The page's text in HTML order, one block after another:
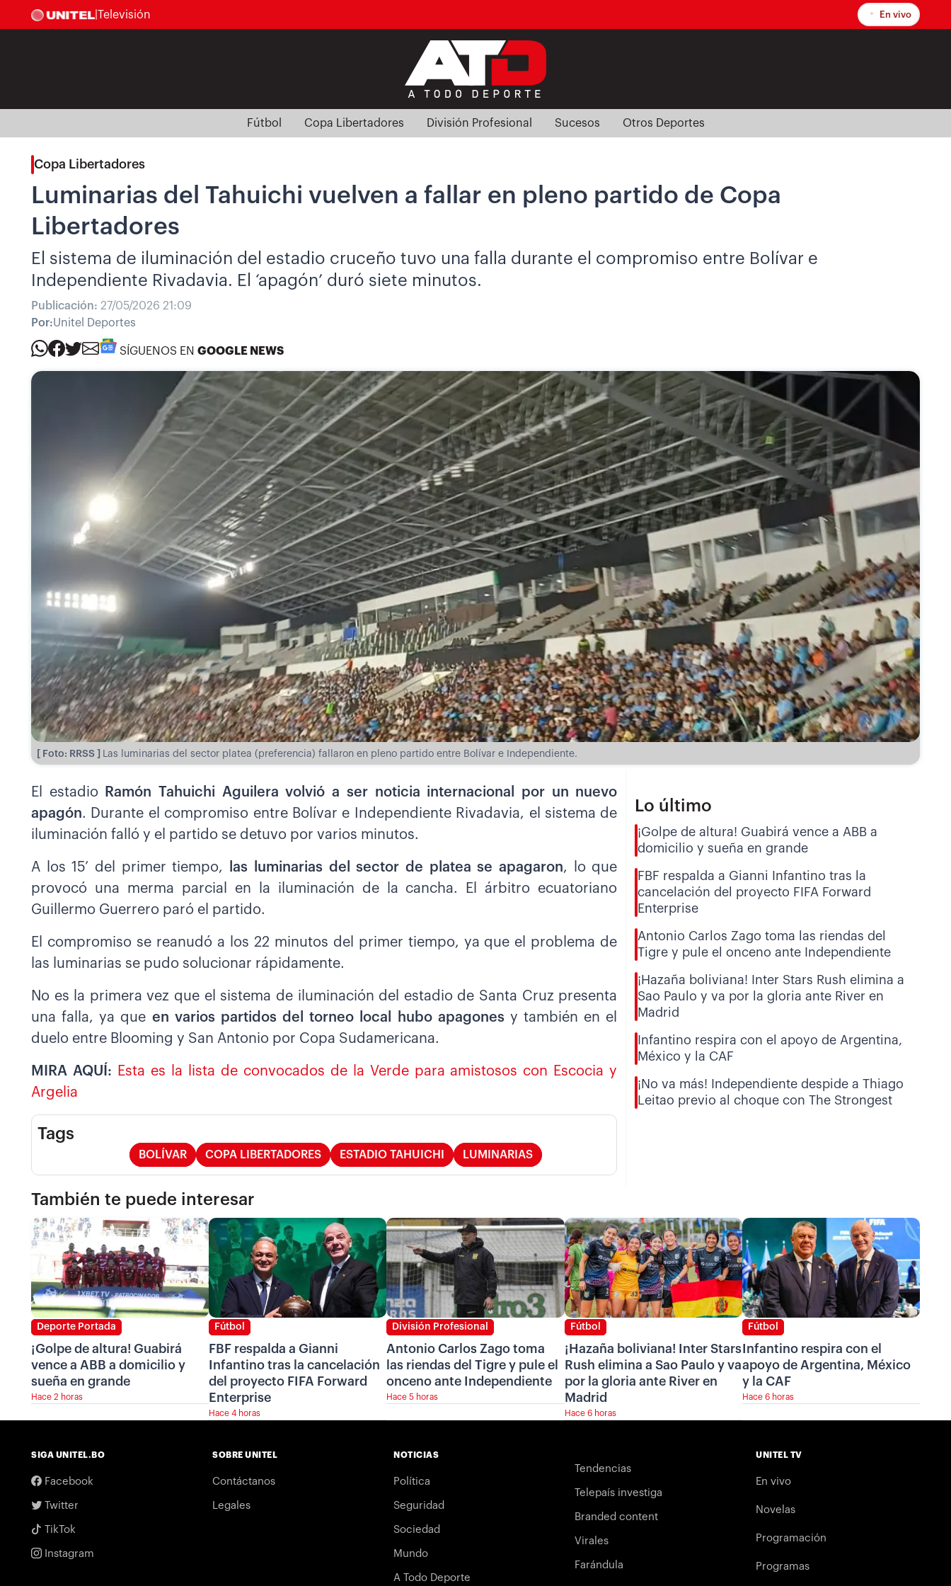
Televisión En vivo
Fútbol Copa Libertadores División Profesional Sucesos Otros Deportes
Copa Libertadores
Luminarias del Tahuichi vuelven a fallar en pleno partido de Copa
Libertadores
El sistema de iluminación del estadio cruceño tuvo una falla durante el compromiso entre Bolívar e
Independiente Rivadavia. El ‘apagón’ duró siete minutos.
Publicación: 27/05/2026 21:09
Por:Unitel Deportes
SÍGUENOS EN GOOGLE NEWS
[ Foto: RRSS ] Las luminarias del sector platea (preferencia) fallaron en pleno partido entre Bolívar e Independiente.
El estadio
Ramón Tahuichi Aguilera volvió a ser noticia internacional por un nuevo
apagón. Durante el compromiso entre Bolívar e Independiente Rivadavia, el sistema de
iluminación falló y el partido se detuvo por varios minutos.
A los 15’ del primer tiempo, las luminarias del sector de platea se apagaron, lo que
provocó una merma parcial en la iluminación de la cancha. El árbitro ecuatoriano
Guillermo Guerrero paró el partido.
El compromiso se reanudó a los 22 minutos del primer tiempo, ya que el problema de
las luminarias se pudo solucionar rápidamente.
No es la primera vez que el sistema de iluminación del estadio de Santa Cruz presenta
una falla, ya que en varios partidos del torneo local hubo apagonesy también en el
duelo entre Blooming y San Antonio por Copa Sudamericana.
MIRA AQUÍ: Esta es la lista de convocados de la Verde para amistosos con Escocia y
Argelia
Tags
BOLÍVAR COPA LIBERTADORES ESTADIO TAHUICHI LUMINARIAS
Lo último
¡Golpe de altura! Guabirá vence a ABB a
domicilio y sueña en grande
FBF respalda a Gianni Infantino tras la
cancelación del proyecto FIFA Forward
Enterprise
Antonio Carlos Zago toma las riendas del
Tigre y pule el onceno ante Independiente
¡Hazaña boliviana! Inter Stars Rush elimina a
Sao Paulo y va por la gloria ante River en
Madrid
Infantino respira con el apoyo de Argentina,
México y la CAF
¡No va más! Independiente despide a Thiago
Leitao previo al choque con The Strongest
También te puede interesar
Deporte Portada
¡Golpe de altura! Guabirá
vence a ABB a domicilio y
sueña en grande
Hace 2 horas
Fútbol
FBF respalda a Gianni
Infantino tras la cancelación
del proyecto FIFA Forward
Enterprise
Hace 4 horas
División Profesional
Antonio Carlos Zago toma
las riendas del Tigre y pule el
onceno ante Independiente
Hace 5 horas
Fútbol
¡Hazaña boliviana! Inter Stars
Rush elimina a Sao Paulo y va
por la gloria ante River en
Madrid
Hace 6 horas
Fútbol
Infantino respira con el
apoyo de Argentina, México
y la CAF
Hace 6 horas
SIGA UNITEL.BO
Facebook
Twitter
TikTok
Instagram
SOBRE UNITEL
Contáctanos
Legales
NOTICIAS
Política
Seguridad
Sociedad
Mundo
A Todo Deporte
Tendencias
Telepaís investiga
Branded content
Virales
Farándula
UNITEL TV
En vivo
Novelas
Programación
Programas